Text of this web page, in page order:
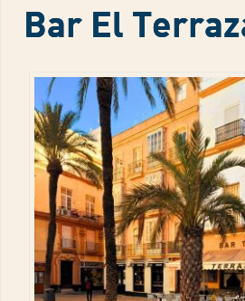
Bar El